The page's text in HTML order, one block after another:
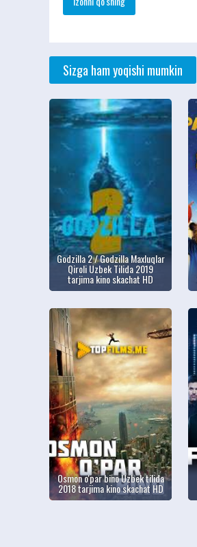
Sizga ham yoqishi mumkin
Godzilla 2 / Godzilla Maxluqlar
Qiroli Uzbek Tilida 2019
tarjima kino skachat HD
Osmon o'par bino Uzbek tilida
2018 tarjima kino skachat HD